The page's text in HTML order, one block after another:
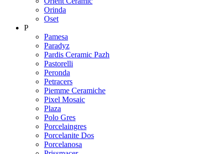
Orinda
Oset
P
Pamesa
Paradyz
Pardis Ceramic Pazh
Pastorelli
Peronda
Petracers
Piemme Ceramiche
Pixel Mosaic
Plaza
Polo Gres
Porcelaingres
Porcelanite Dos
Porcelanosa